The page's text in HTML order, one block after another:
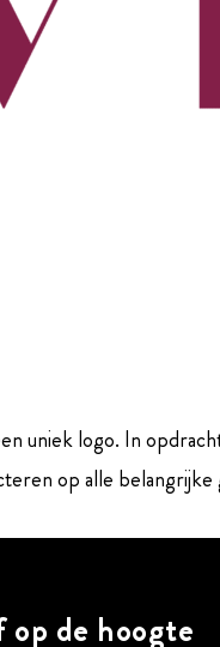
uniek logo. In
op alle
de hoogte